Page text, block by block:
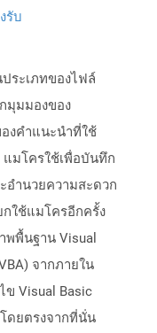
รับ
ระเภทของไฟล์
มุมมองของ
งคำแนะนำที่ใช้
มโครใช้เพื่อบันทึก
อำนวยความสะดวก
กใช้แมโครอีกครั้ง
พื้นฐาน Visual
จากภายใน
ข Visual Basic
ดยตรงจากที่นั่น